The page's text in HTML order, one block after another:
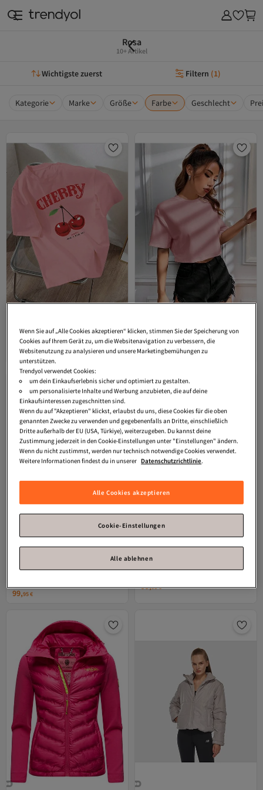
Rosa
10+ Artikel
Wichtigste zuerst Filtern (1)
Kategorie Marke Größe Farbe Geschlecht
Damen-T-Shirt mit
Rundhalsausschnitt und Kirschdruck
4.2 (5)
16,05€
Buntes, übergroßes Crop-T-Shirt
3.9 (193)
Versand kostenlos ab 35€
9,99€
Übergangsjacke Erdbeere
Versand Kostenlos
Versand Kostenlos
99,95€
Marikoo
Gratis Versand
99,95€
Wenn Sie auf „Alle Cookies akzeptieren“ klicken, stimmen Sie der Speicherung von
Cookies auf Ihrem Gerät zu, um die Websitenavigation zu verbessern, die
Websitenutzung zu analysieren und unsere Marketingbemühungen zu
unterstützen.
Trendyol verwendet Cookies:
um dein Einkaufserlebnis sicher und optimiert zu gestalten.
um personalisierte Inhalte und Werbung anzubieten, die auf deine
Einkaufsinteressen zugeschnitten sind.
Wenn du auf "Akzeptieren" klickst, erlaubst du uns, diese Cookies für die oben
genannten Zwecke zu verwenden und gegebenenfalls an Dritte, einschließlich
Dritte außerhalb der EU (USA, Türkiye), weiterzugeben. Du kannst deine
Zustimmung jederzeit in den Cookie-Einstellungen unter "Einstellungen" ändern.
Wenn du nicht zustimmst, werden nur technisch notwendige Cookies verwendet.
Weitere Informationen findest du in unserer Datenschutzrichtlinie.
Alle Cookies akzeptieren
Cookie-Einstellungen
Alle ablehnen